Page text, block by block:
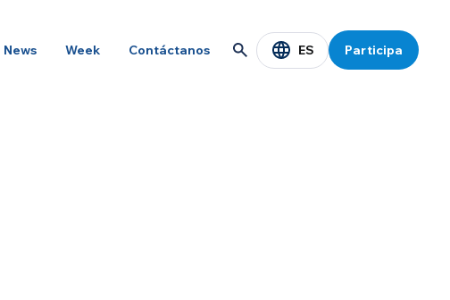
News Week Contáctanos ES Participa